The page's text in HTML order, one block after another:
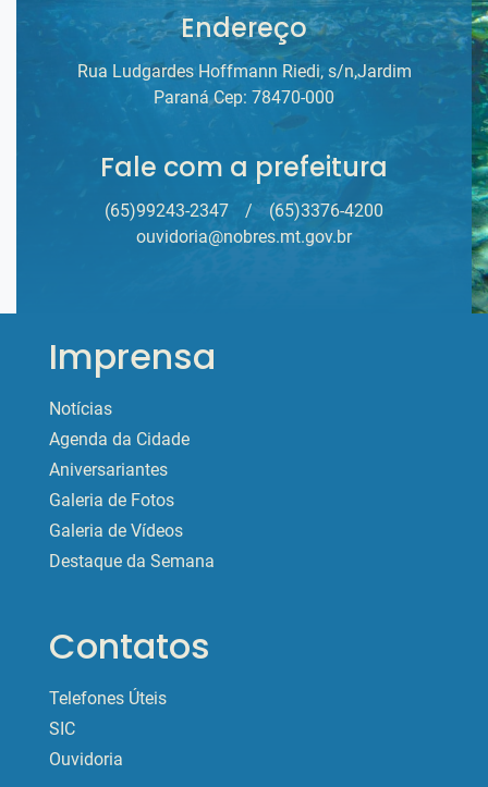
Endereço
Rua Ludgardes Hoffmann Riedi, s/n,Jardim
Paraná Cep: 78470-000
Fale com a prefeitura
(65)99243-2347 /
(65)3376-4200
ouvidoria@nobres.mt.gov.br
Imprensa
Notícias
Agenda da Cidade
Aniversariantes
Galeria de Fotos
Galeria de Vídeos
Destaque da Semana
Contatos
Telefones Úteis
SIC
Ouvidoria